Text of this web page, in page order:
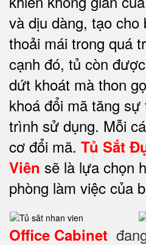
và dịu dàng, tạo
thoải mái trong quá
cạnh đó, tủ còn
dứt khoát mà thon
khoá đổi mã tăng
trình sử dụng. Mỗi
cơ đổi mã. Tủ Sắt
Viên sẽ là lựa chọn
phòng làm việc của
Office Cabinet